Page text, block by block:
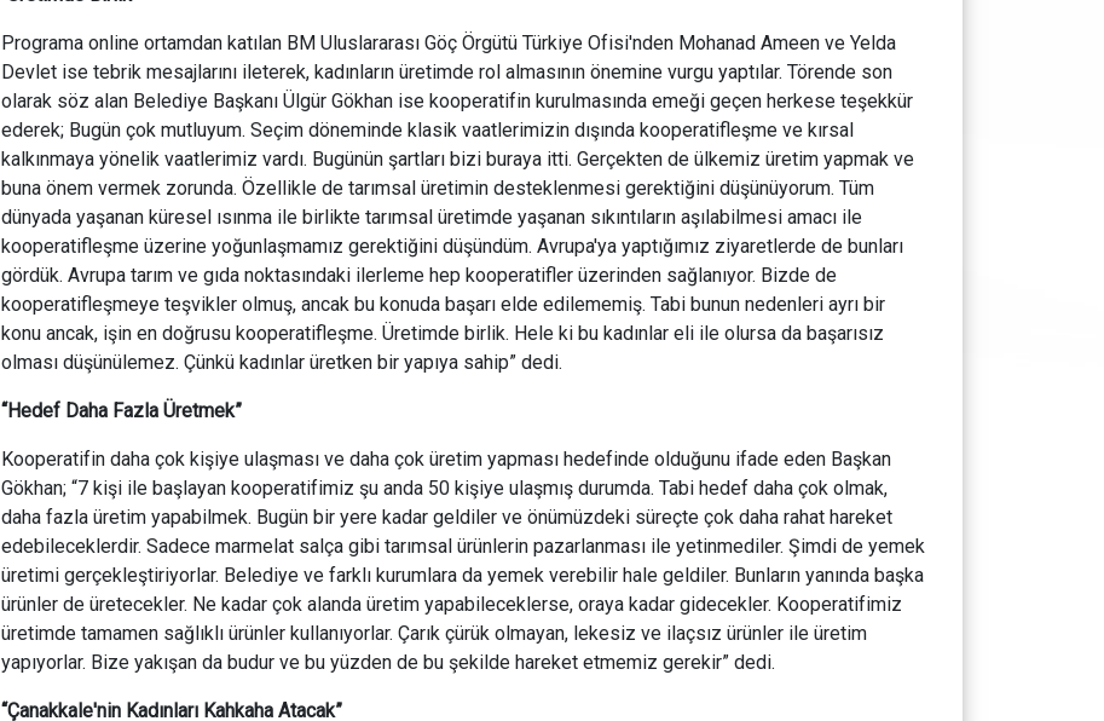
Programa online ortamdan katılan BM Uluslararası Göç Örgütü Türkiye Ofisi'nden Mohanad Ameen ve Yelda
Devlet ise tebrik mesajlarını ileterek, kadınların üretimde rol almasının önemine vurgu yaptılar. Törende son
olarak söz alan Belediye Başkanı Ülgür Gökhan ise kooperatifin kurulmasında emeği geçen herkese teşekkür
ederek; Bugün çok mutluyum. Seçim döneminde klasik vaatlerimizin dışında kooperatifleşme ve kırsal
kalkınmaya yönelik vaatlerimiz vardı. Bugünün şartları bizi buraya itti. Gerçekten de ülkemiz üretim yapmak ve
buna önem vermek zorunda. Özellikle de tarımsal üretimin desteklenmesi gerektiğini düşünüyorum. Tüm
dünyada yaşanan küresel ısınma ile birlikte tarımsal üretimde yaşanan sıkıntıların aşılabilmesi amacı ile
kooperatifleşme üzerine yoğunlaşmamız gerektiğini düşündüm. Avrupa'ya yaptığımız ziyaretlerde de bunları
gördük. Avrupa tarım ve gıda noktasındaki ilerleme hep kooperatifler üzerinden sağlanıyor. Bizde de
kooperatifleşmeye teşvikler olmuş, ancak bu konuda başarı elde edilememiş. Tabi bunun nedenleri ayrı bir
konu ancak, işin en doğrusu kooperatifleşme. Üretimde birlik. Hele ki bu kadınlar eli ile olursa da başarısız
olması düşünülemez. Çünkü kadınlar üretken bir yapıya sahip” dedi.
“Hedef Daha Fazla Üretmek”
Kooperatifin daha çok kişiye ulaşması ve daha çok üretim yapması hedefinde olduğunu ifade eden Başkan
Gökhan; “7 kişi ile başlayan kooperatifimiz şu anda 50 kişiye ulaşmış durumda. Tabi hedef daha çok olmak,
daha fazla üretim yapabilmek. Bugün bir yere kadar geldiler ve önümüzdeki süreçte çok daha rahat hareket
edebileceklerdir. Sadece marmelat salça gibi tarımsal ürünlerin pazarlanması ile yetinmediler. Şimdi de yemek
üretimi gerçekleştiriyorlar. Belediye ve farklı kurumlara da yemek verebilir hale geldiler. Bunların yanında başka
ürünler de üretecekler. Ne kadar çok alanda üretim yapabileceklerse, oraya kadar gidecekler. Kooperatifimiz
üretimde tamamen sağlıklı ürünler kullanıyorlar. Çarık çürük olmayan, lekesiz ve ilaçsız ürünler ile üretim
yapıyorlar. Bize yakışan da budur ve bu yüzden de bu şekilde hareket etmemiz gerekir” dedi.
“Çanakkale'nin Kadınları Kahkaha Atacak”